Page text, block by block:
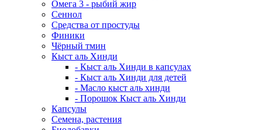
Омега 3 - рыбий жир
Сеннол
Средства от простуды
Финики
Чёрный тмин
Кыст аль Хинди
- Кыст аль Хинди в капсулах
- Кыст аль Хинди для детей
- Масло кыст аль хинди
- Порошок Кыст аль Хинди
Капсулы
Семена, растения